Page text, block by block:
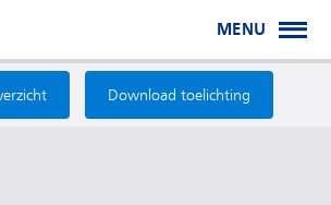
MENU
Download toelichting